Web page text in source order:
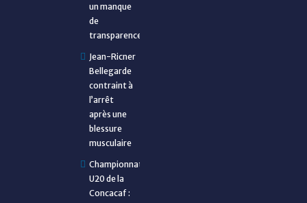
un manque
de
transparence
Jean-Ricner
Bellegarde
contraint à
l’arrêt
après une
blessure
musculaire
Championnat
U20 de la
Concacaf :